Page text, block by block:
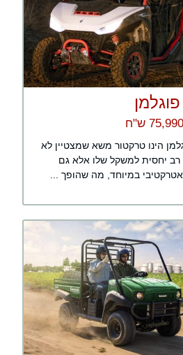
פוגלמן
הינו טרקטור משא שמצטיין לא
רב יחסית למשקל שלו אלא גם
במיוחד, מה שהופך ...